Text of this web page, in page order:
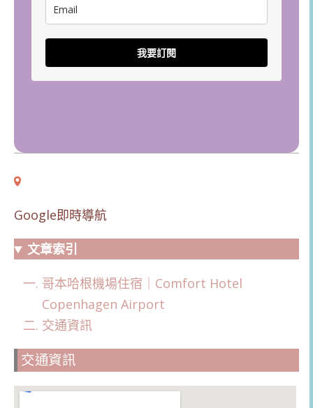
我要訂閱
Google即時導航
文章索引
哥本哈根機場住宿｜Comfort Hotel
Copenhagen Airport
交通資訊
交通資訊